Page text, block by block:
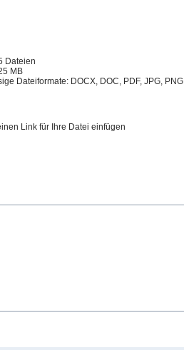
Dateien
MB
Dateiformate: DOCX, DOC, PDF, JPG, PNG
Link für Ihre Datei einfügen